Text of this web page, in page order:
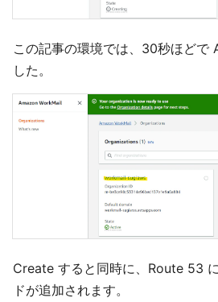
この記事の環境では、30秒ほどで
した。
Create すると同時に、Route 53
ドが追加されます。